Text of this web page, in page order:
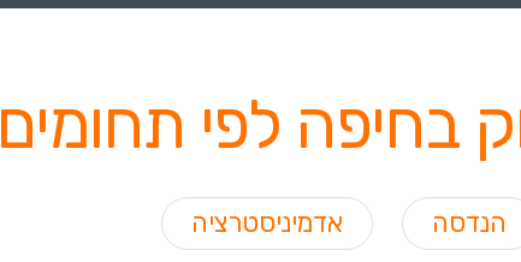
בחיפה לפי תחומים
אדמיניסטרציה הנדסה